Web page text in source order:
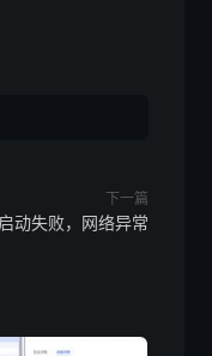
下一篇
动失败，网络异常